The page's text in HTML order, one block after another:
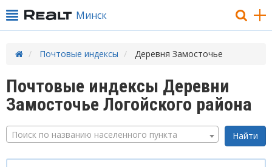
Минск
Почтовые индексы Деревня Замосточье
Почтовые индексы Деревни
Замосточье Логойского района
Поиск по названию населенного пункта